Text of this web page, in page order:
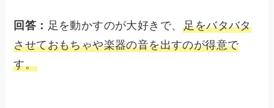
回答： 足を動かすのが大好きで、足をバタバタ
させておもちゃや楽器の音を出すのが得意で
す。